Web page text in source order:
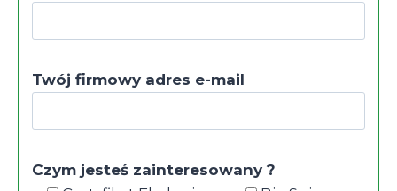
Twój firmowy adres e-mail
Czym jesteś zainteresowany ?